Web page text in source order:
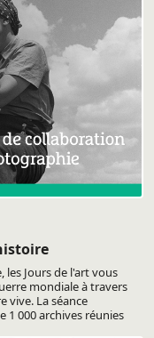
les Jours de l'art vous
mondiale à travers
vive. La séance
000 archives réunies